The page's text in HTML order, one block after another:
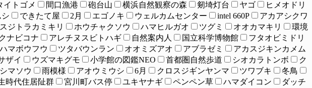
イトゴメ 間口漁港 砲台山 横浜自然観察の森 剱埼灯台 ヤゴ
ヒメオドリ
できたて屋 2月 エゴノキ ウェルカムセンター intel 660P
アカアシクワ
ジトラカミキリ ホウチャクソウ ハマヒルガオ ツグミ オオカマキリ
環境
ナビコナ アレチヌスビトハギ 自然案内人 国立科学博物館
フタオビミドリ
ハマボウフウ ツタバウンラン オオミズアオ アブラゼミ
アカスジキンカメム
ザイ ウズマキグモ 小学館の図鑑NEO 首都圏自然歩道 シオカラトンボ
ク
マソウ 雨模様 アオウミウシ 6月 クロスジギンヤンマ ツワブキ
冬鳥
時代住居阯群 宮川町バス停 ユキヤナギ ペンペン草 ハマダイコン
ダッチ